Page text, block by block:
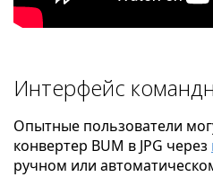
Интерфейс
Опытные пользователи
конвертер BUM в JPG через
ручном или